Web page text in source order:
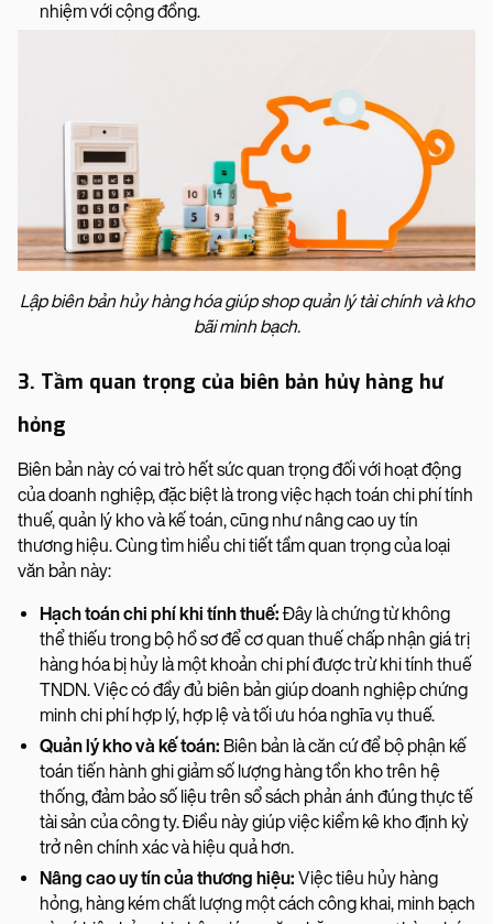
nhiệm với cộng đồng.
Lập biên bản hủy hàng hóa giúp shop quản lý tài chính và kho
bãi minh bạch.
3. Tầm quan trọng của biên bản hủy hàng hư
hỏng
Biên bản này có vai trò hết sức quan trọng đối với hoạt động
của doanh nghiệp, đặc biệt là trong việc hạch toán chi phí tính
thuế, quản lý kho và kế toán, cũng như nâng cao uy tín
thương hiệu. Cùng tìm hiểu chi tiết tầm quan trọng của loại
văn bản này:
Hạch toán chi phí khi tính thuế:Đây là chứng từ không
thể thiếu trong bộ hồ sơ để cơ quan thuế chấp nhận giá trị
hàng hóa bị hủy là một khoản chi phí được trừ khi tính thuế
TNDN. Việc có đầy đủ biên bản giúp doanh nghiệp chứng
minh chi phí hợp lý, hợp lệ và tối ưu hóa nghĩa vụ thuế.
Quản lý kho và kế toán: Biên bản là căn cứ để bộ phận kế
toán tiến hành ghi giảm số lượng hàng tồn kho trên hệ
thống, đảm bảo số liệu trên sổ sách phản ánh đúng thực tế
tài sản của công ty. Điều này giúp việc kiểm kê kho định kỳ
trở nên chính xác và hiệu quả hơn.
Nâng cao uy tín của thương hiệu: Việc tiêu hủy hàng
hỏng, hàng kém chất lượng một cách công khai, minh bạch